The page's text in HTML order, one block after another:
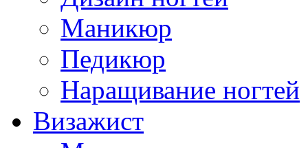
Маникюр
Педикюр
Наращивание ногтей
Визажист